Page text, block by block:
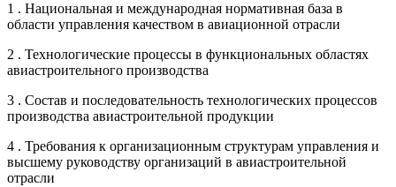
1 . Национальная и международная нормативная база в
области управления качеством в авиационной отрасли
2 . Технологические процессы в функциональных областях
авиастроительного производства
3 . Состав и последовательность технологических процессов
производства авиастроительной продукции
4 . Требования к организационным структурам управления и
высшему руководству организаций в авиастроительной
отрасли